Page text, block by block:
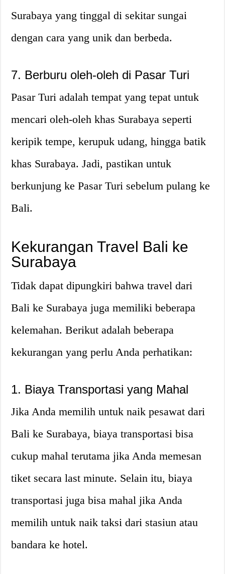
Surabaya yang tinggal di sekitar sungai
dengan cara yang unik dan berbeda.
7. Berburu oleh-oleh di Pasar Turi
Pasar Turi adalah tempat yang tepat untuk
mencari oleh-oleh khas Surabaya seperti
keripik tempe, kerupuk udang, hingga batik
khas Surabaya. Jadi, pastikan untuk
berkunjung ke Pasar Turi sebelum pulang ke
Bali.
Kekurangan Travel Bali ke
Surabaya
Tidak dapat dipungkiri bahwa travel dari
Bali ke Surabaya juga memiliki beberapa
kelemahan. Berikut adalah beberapa
kekurangan yang perlu Anda perhatikan:
1. Biaya Transportasi yang Mahal
Jika Anda memilih untuk naik pesawat dari
Bali ke Surabaya, biaya transportasi bisa
cukup mahal terutama jika Anda memesan
tiket secara last minute. Selain itu, biaya
transportasi juga bisa mahal jika Anda
memilih untuk naik taksi dari stasiun atau
bandara ke hotel.